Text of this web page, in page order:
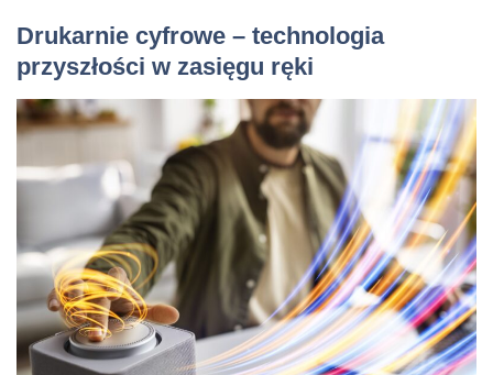
Drukarnie cyfrowe – technologia
przyszłości w zasięgu ręki